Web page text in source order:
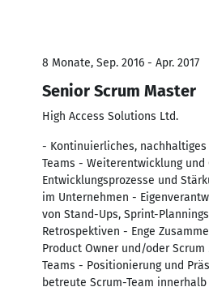
8 Monate, Sep. 2016 - Apr. 2017
Senior Scrum Master
High Access Solutions Ltd.
- Kontinuierliches, nachhaltiges
Teams - Weiterentwicklung
Entwicklungsprozesse und
im Unternehmen -
von Stand-Ups, Sprint-
Retrospektiven - Enge
Product Owner und/oder
Teams - Positionierung und
betreute Scrum-Team